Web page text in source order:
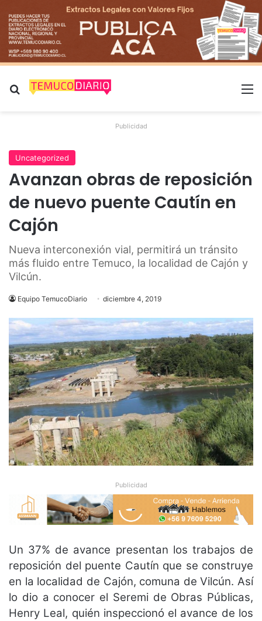
Buscar por
Publicidad
Uncategorized
Avanzan obras de reposición
de nuevo puente Cautín en
Cajón
Nueva interconexión vial, permitirá un tránsito
más fluido entre Temuco, la localidad de Cajón y
Vilcún.
Equipo TemucoDiario diciembre 4, 2019
Publicidad
Un 37% de avance presentan los trabajos de
reposición del puente Cautín que se construye
en la localidad de Cajón, comuna de Vilcún. Así
lo dio a conocer el Seremi de Obras Públicas,
Henry Leal, quién inspeccionó el avance de los